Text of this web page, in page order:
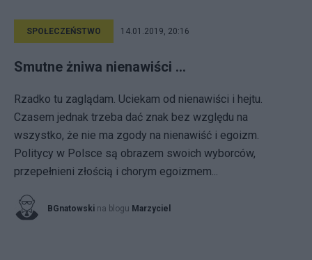
SPOŁECZEŃSTWO 14.01.2019, 20:16
Smutne żniwa nienawiści ...
Rzadko tu zaglądam. Uciekam od nienawiści i hejtu.
Czasem jednak trzeba dać znak bez względu na
wszystko, że nie ma zgody na nienawiść i egoizm.
Politycy w Polsce są obrazem swoich wyborców,
przepełnieni złością i chorym egoizmem...
BGnatowski na blogu Marzyciel